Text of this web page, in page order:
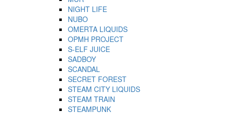
NIGHT LIFE
NUBO
OMERTA LIQUIDS
OPMH PROJECT
S-ELF JUICE
SADBOY
SCANDAL
SECRET FOREST
STEAM CITY LIQUIDS
STEAM TRAIN
STEAMPUNK